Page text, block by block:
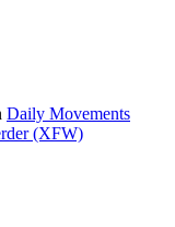
Daily Movements
(XFW)